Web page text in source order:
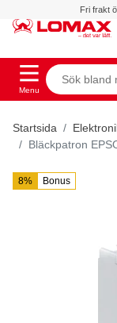
Fri frakt
Menu
Startsida
Bläckpatron
8% Bonus